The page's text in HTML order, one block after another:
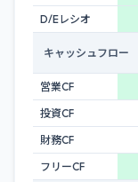
D/Eレシオ
キャッシュフロー
営業CF
投資CF
財務CF
フリーCF